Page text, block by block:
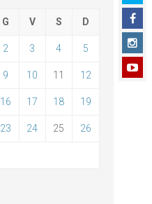
G V S D
2 3 4 5
9 10 11 12
16 17 18 19
23 24 25 26